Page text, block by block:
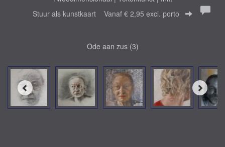
Stuur als kunstkaart Vanaf € 2,95 excl. porto
Ode aan zus (3)